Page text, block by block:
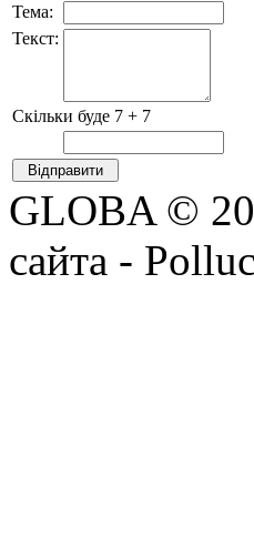
Тема:
Текст:
Скільки буде 7 + 7
GLOBA ©
сайта -